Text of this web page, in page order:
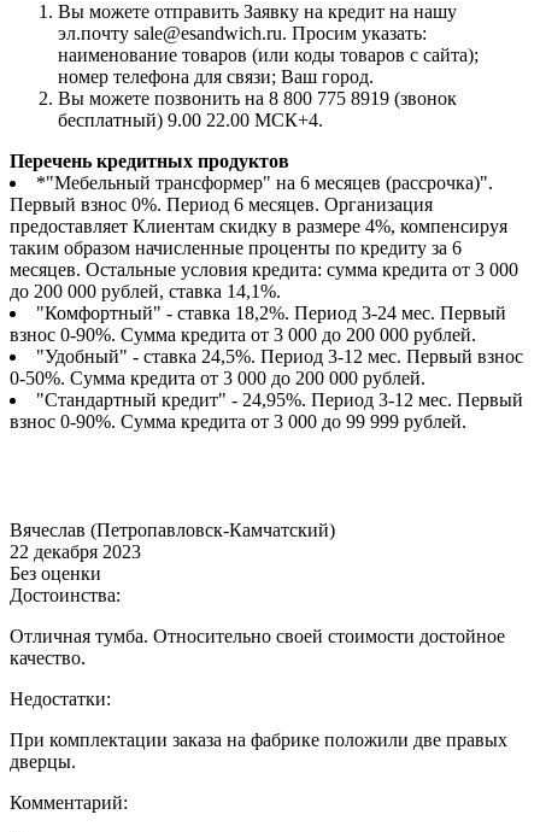
Вы можете отправить Заявку на кредит на нашу
эл.почту sale@esandwich.ru. Просим указать:
наименование товаров (или коды товаров с сайта);
номер телефона для связи; Ваш город.
Вы можете позвонить на 8 800 775 8919 (звонок
бесплатный) 9.00 22.00 МСК+4.
Перечень кредитных продуктов
*"Мебельный трансформер" на 6 месяцев (рассрочка)".
Первый взнос 0%. Период 6 месяцев. Организация
предоставляет Клиентам скидку в размере 4%, компенсируя
таким образом начисленные проценты по кредиту за 6
месяцев. Остальные условия кредита: сумма кредита от 3 000
до 200 000 рублей, ставка 14,1%.
"Комфортный" - ставка 18,2%. Период 3-24 мес. Первый
взнос 0-90%. Сумма кредита от 3 000 до 200 000 рублей.
"Удобный" - ставка 24,5%. Период 3-12 мес. Первый взнос
0-50%. Сумма кредита от 3 000 до 200 000 рублей.
"Стандартный кредит" - 24,95%. Период 3-12 мес. Первый
взнос 0-90%. Сумма кредита от 3 000 до 99 999 рублей.
Вячеслав (Петропавловск-Камчатский)
22 декабря 2023
Без оценки
Достоинства:
Отличная тумба. Относительно своей стоимости достойное
качество.
Недостатки:
При комплектации заказа на фабрике положили две правых
дверцы.
Комментарий: